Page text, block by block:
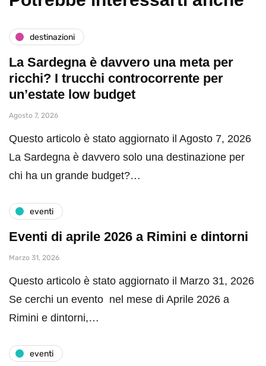
destinazioni
La Sardegna è davvero una meta per
ricchi? I trucchi controcorrente per
un’estate low budget
Agosto 7, 2026
Questo articolo è stato aggiornato il Agosto 7, 2026
La Sardegna è davvero solo una destinazione per
chi ha un grande budget?…
eventi
Eventi di aprile 2026 a Rimini e dintorni
Marzo 31, 2026
Questo articolo è stato aggiornato il Marzo 31, 2026
Se cerchi un evento nel mese di Aprile 2026 a
Rimini e dintorni,…
eventi